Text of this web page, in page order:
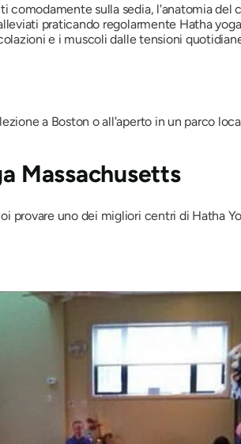
comodamente sulla sedia, l'anatomia
praticando regolarmente Hatha
e i muscoli dalle tensioni
a Boston o all'aperto in un parco
Massachusetts
provare uno dei migliori centri di Hatha